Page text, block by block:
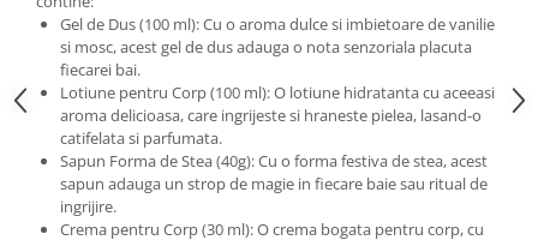
Gel de Dus (100 ml): Cu o aroma dulce si imbietoare de vanilie
si mosc, acest gel de dus adauga o nota senzoriala placuta
fiecarei bai.
Lotiune pentru Corp (100 ml): O lotiune hidratanta cu aceeasi
aroma delicioasa, care ingrijeste si hraneste pielea, lasand-o
catifelata si parfumata.
Sapun Forma de Stea (40g): Cu o forma festiva de stea, acest
sapun adauga un strop de magie in fiecare baie sau ritual de
ingrijire.
Crema pentru Corp (30 ml): O crema bogata pentru corp, cu